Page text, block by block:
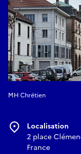
MH Chrétien
Localisation
2 place
France